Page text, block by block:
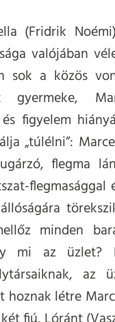
(Fridrik
valójában
sok a közös
gyermeke,
figyelem
„túlélni”:
flegma
flegmasággal
minden
mi az üzlet?
az
létre